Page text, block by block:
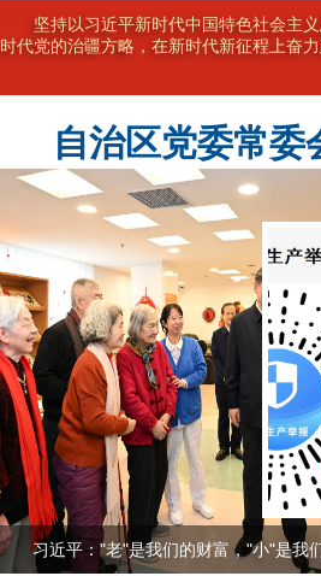
坚持以习近平新时代中国特色社会主
时代党的治疆方略，在新时代新征程上奋
自治区党委常委
习近平："老"是我们的财富，"小"是我